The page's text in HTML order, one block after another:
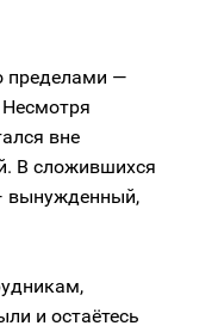
пределами —
вне
В сложившихся
вынужденный,
и остаётесь